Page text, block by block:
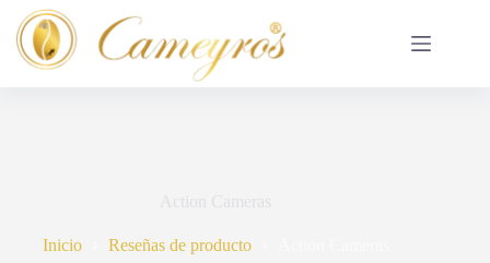
Saltar
contenido
Inicio Reseñas de producto